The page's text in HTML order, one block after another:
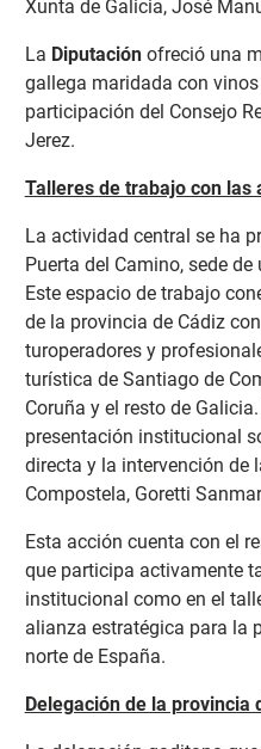
Xunta de Galicia, José
La Diputaciónofreció una
gallega maridada con
participación del Consejo
Jerez.
Talleres de trabajo con las
La actividad central se ha
Puerta del Camino, sede de
Este espacio de trabajo
de la provincia de Cádiz
turoperadores y
turística de Santiago de
Coruña y el resto de
presentación institucional
directa y la intervención de
Compostela, Goretti
Esta acción cuenta con el
que participa activamente
institucional como en el
alianza estratégica para la
norte de España.
Delegación de la provincia